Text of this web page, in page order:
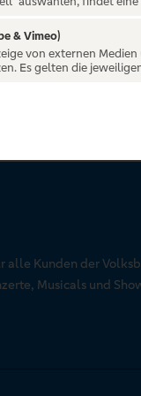
Kunden der
Musicals und
& Vimeo)
von externen
Es gelten die